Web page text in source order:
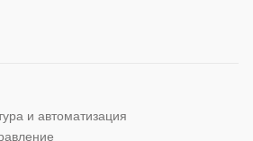
и автоматизация